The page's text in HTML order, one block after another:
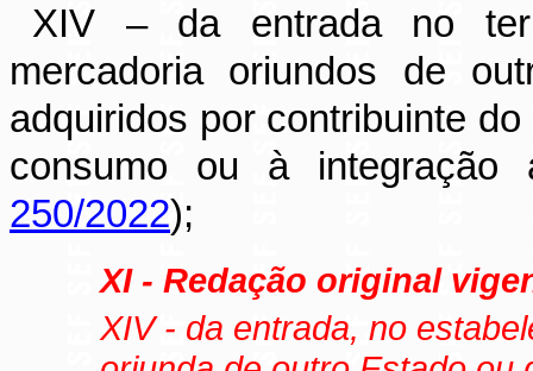
XIV – da entrada no
mercadoria oriundos de
adquiridos por contribuinte
consumo ou à
250/2022);
XI - Redação original
XIV - da entrada, no